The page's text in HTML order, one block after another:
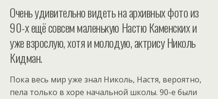
Очень удивительно видеть на архивных фото из
90-х ещё совсем маленькую Настю Каменских и
уже взрослую, хотя и молодую, актрису Николь
Кидман.
Пока весь мир уже знал Николь, Настя, вероятно,
пела только в хоре начальной школы. 90-е были